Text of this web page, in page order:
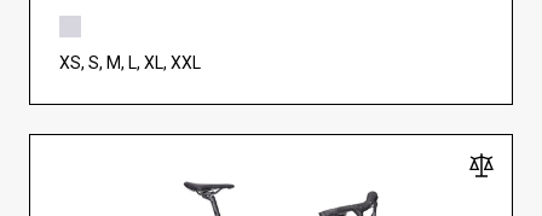
XS, S, M, L, XL, XXL